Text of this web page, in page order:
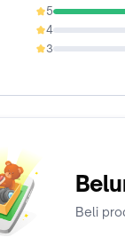
5
100%
4
0%
3
0%
Beli